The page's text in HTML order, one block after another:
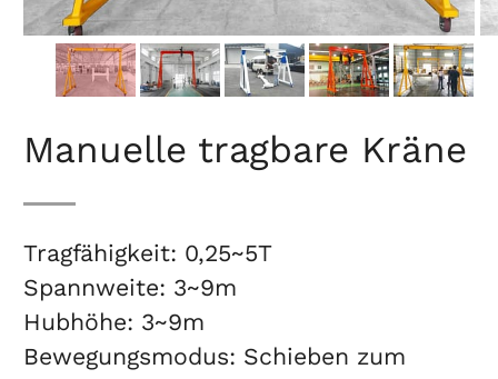
Manuelle tragbare Kräne
Tragfähigkeit: 0,25~5T
Spannweite: 3~9m
Hubhöhe: 3~9m
Bewegungsmodus: Schieben zum